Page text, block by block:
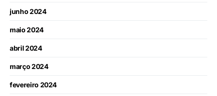
junho 2024
maio 2024
abril 2024
março 2024
fevereiro 2024